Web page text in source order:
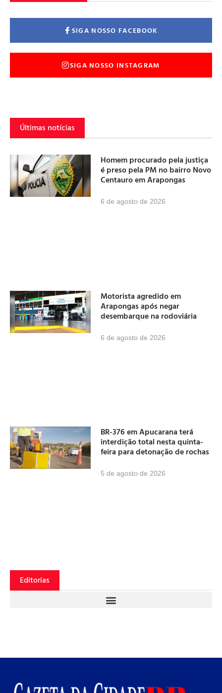
SIGA NOSSO FACEBOOK
SIGA NOSSO INSTAGRAM
Últimas notícias
Homem procurado pela justiça
é preso pela PM no bairro Novo
Centauro em Arapongas
6 de agosto de 2026
Motorista agredido em
Arapongas após negar
desembarque na rodoviária
6 de agosto de 2026
BR-376 em Apucarana terá
interdição total nesta quinta-
feira para detonação de rochas
5 de agosto de 2026
Editorias